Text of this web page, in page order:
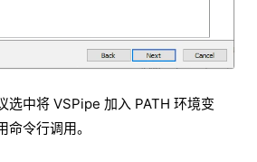
选中将 VSPipe 加入 PATH 环境变
令行调用。